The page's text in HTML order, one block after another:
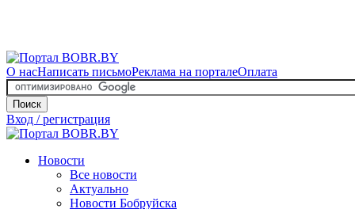
О насНаписать письмоРеклама на порталеОплата
Поиск
Вход / регистрация
Новости
Все новости
Актуально
Новости Бобруйска